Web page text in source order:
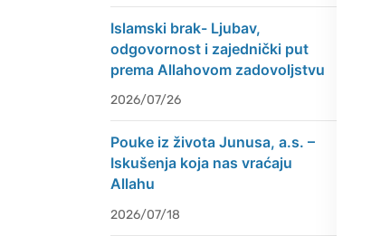
Islamski brak- Ljubav,
odgovornost i zajednički put
prema Allahovom zadovoljstvu
2026/07/26
Pouke iz života Junusa, a.s. –
Iskušenja koja nas vraćaju
Allahu
2026/07/18